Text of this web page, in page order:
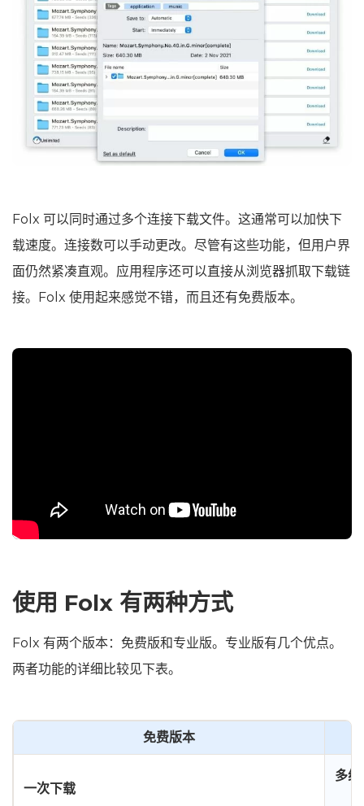
Folx 可以同时通过多个连接下载文件。这通常可以加快下
载速度。连接数可以手动更改。尽管有这些功能，但用户界
面仍然紧凑直观。应用程序还可以直接从浏览器抓取下载链
接。Folx 使用起来感觉不错，而且还有免费版本。
使用 Folx 有两种方式
Folx 有两个版本：免费版和专业版。专业版有几个优点。
两者功能的详细比较见下表。
免费版本
一次下载
多线